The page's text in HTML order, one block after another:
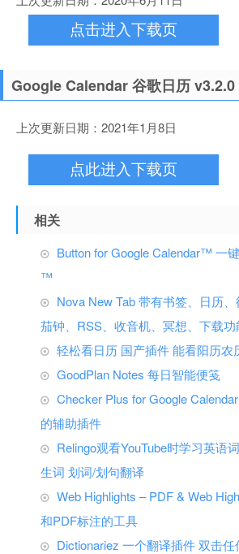
点击进入下载页
Google Calendar 谷歌日历 v3.2.0
上次更新日期：2021年1月8日
点此进入下载页
相关
Button for Google Calendar™ 一
™
Nova New Tab 带有书签、日历
茄钟、RSS、收音机、冥想、下载
轻松看日历 国产插件 能看阳历农
GoodPlan Notes 每日智能便笺
Checker Plus for Google
的辅助插件
Relingo观看YouTube时学习英语
生词 划词/划句翻译
Web Highlights – PDF & Web
和PDF标注的工具
Dictionariez 一个翻译插件 双击